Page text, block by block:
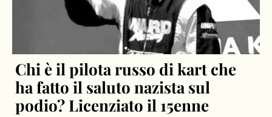
Chi è il pilota russo di kart che
ha fatto il saluto nazista sul
podio? Licenziato il 15enne